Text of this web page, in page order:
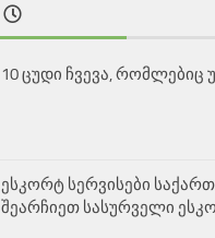
10 ცუდი ჩვევა,
ესკორტ სერვისები
შეარჩიეთ სასურველი